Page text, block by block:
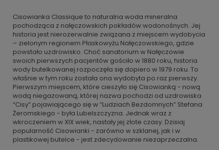
Cisowianka Classique to naturalna woda mineralna
pochodząca z nałęczowskich pokładów wodonośnych. Jej
historia jest nierozerwalnie związana z miejscem wydobycia
– zielonym regionem Płaskowyżu Nałęczowskiego, gdzie
powstało uzdrowisko. Choć sanatorium w Nałęczowie
swoich pierwszych pacjentów gościło w 1880 roku, historia
wody butelkowanej rozpoczęła się dopiero w 1979 roku. To
właśnie w tym roku została ona wydobyta po raz pierwszy.
Pierwszym miejscem, które cieszyło się Cisowianką - nową
wodą niegazowaną, której nazwa pochodzi od uzdrowiska
“Cisy” pojawiającego się w “Ludziach Bezdomnych” Stefana
Żeromskiego - była Lubelszczyzna. Jednak wraz z
wkroczeniem w XIX wiek, nastały jej złote czasy. Dzisiaj
popularność Cisowianki - zarówno w szklanej, jak i w
plastikowej butelce - jest zdecydowanie niezaprzeczalna.